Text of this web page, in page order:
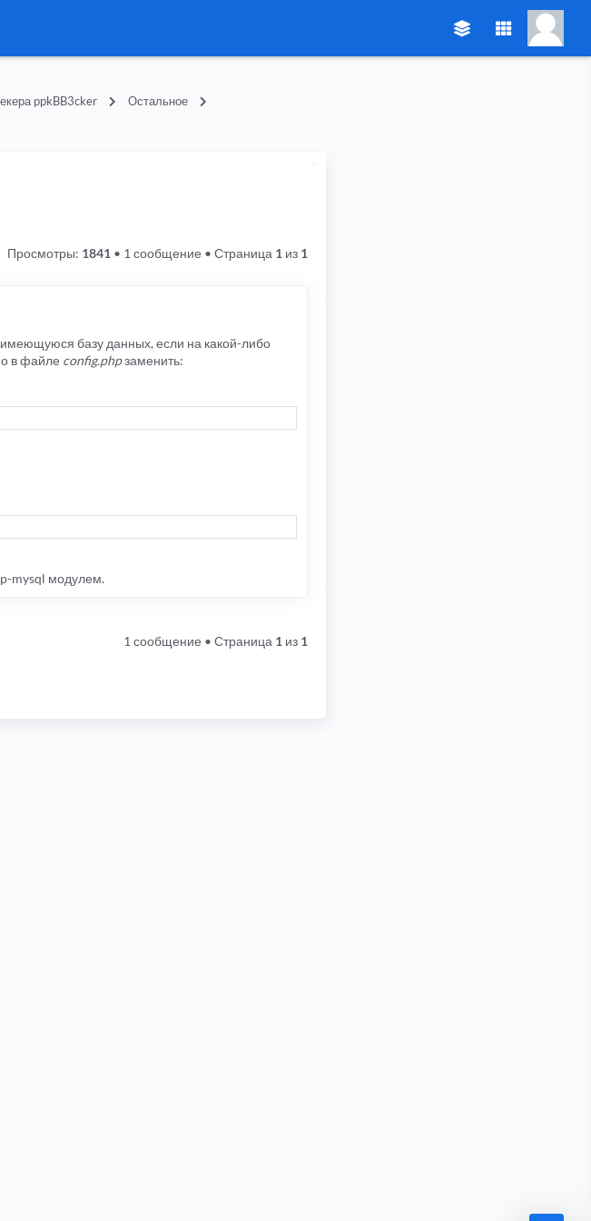
ppkBB3cker
Остальное
1 сообщение • Страница 1 из 1
Просмотры: 1841 •
базу данных, если на какой-либо
в файле config.phpзаменить:
mysql модулем.
1 сообщение • Страница 1 из 1